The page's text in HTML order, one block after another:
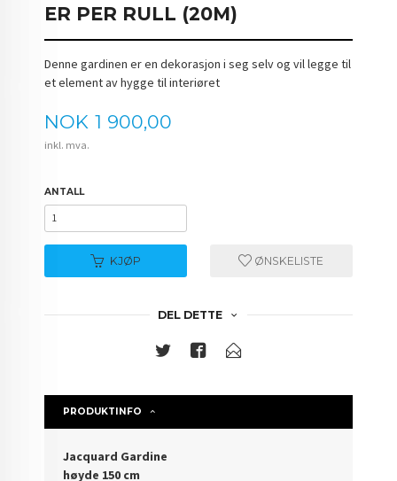
ER PER RULL (20M)
Denne gardinen er en dekorasjon i seg selv og vil legge til
et element av hygge til interiøret
Pris
NOK 1 900,00
inkl. mva.
ANTALL
KJØP ØNSKELISTE
DEL DETTE
PRODUKTINFO
Jacquard Gardine
høyde 150 cm